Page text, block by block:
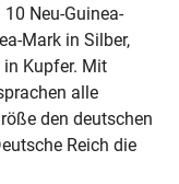
Neu-Guinea-
Mark in Silber,
in Kupfer. Mit
alle
den deutschen
Reich die